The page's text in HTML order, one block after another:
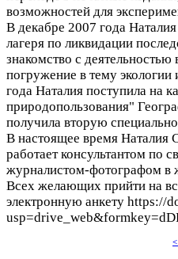
возможностей для
В декабре 2007 года
лагеря по ликвидации
знакомство с
погружение в тему
года Наталия поступила на
природопользования"
получила вторую
В настоящее время Наталия
работает консультантом по
журналистом-фотографом в
Всех желающих прийти на
электронную анкету https://